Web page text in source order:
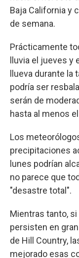
Baja California y
de semana.
Prácticamente
lluvia el jueves y
llueva durante la
podría ser
serán de
hasta al menos
Los
precipitaciones
lunes podrían
no parece que
"desastre total".
Mientras tanto,
persisten en
de Hill Country,
mejorado esas